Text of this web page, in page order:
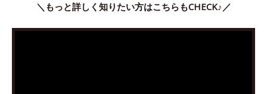
＼もっと詳しく知りたい方はこちらもCHECK♪／